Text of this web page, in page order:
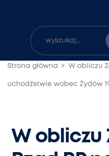
Strona główna W obliczu
uchodźstwie wobec Żydów
W obliczu